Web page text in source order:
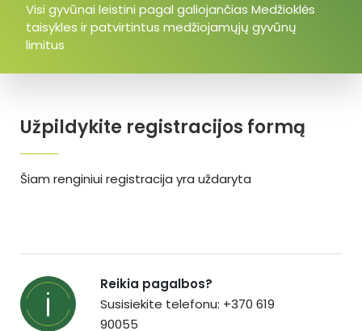
Užpildykite registracijos formą
Šiam renginiui registracija yra uždaryta
Visi gyvūnai leistini pagal galiojančias Medžioklės
taisykles ir patvirtintus medžiojamųjų gyvūnų
limitus
Reikia pagalbos?
Susisiekite telefonu: +370 619
90055